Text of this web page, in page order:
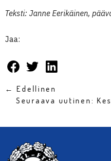
Teksti: Janne Eerikäinen,
Jaa:
← Edellinen
Seuraava uutinen: